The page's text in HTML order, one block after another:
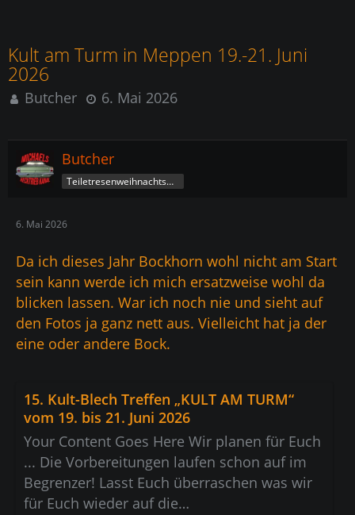
Kult am Turm in Meppen 19.-21. Juni
2026
Butcher 6. Mai 2026
Butcher
Teiletresenweihnachtsmann
6. Mai 2026
Da ich dieses Jahr Bockhorn wohl nicht am Start
sein kann werde ich mich ersatzweise wohl da
blicken lassen. War ich noch nie und sieht auf
den Fotos ja ganz nett aus. Vielleicht hat ja der
eine oder andere Bock.
15. Kult-Blech Treffen „KULT AM TURM“
vom 19. bis 21. Juni 2026
Your Content Goes Here Wir planen für Euch
... Die Vorbereitungen laufen schon auf im
Begrenzer! Lasst Euch überraschen was wir
für Euch wieder auf die…